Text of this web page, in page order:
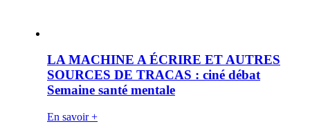
LA MACHINE A ÉCRIRE ET AUTRES
SOURCES DE TRACAS : ciné débat
Semaine santé mentale
En savoir +